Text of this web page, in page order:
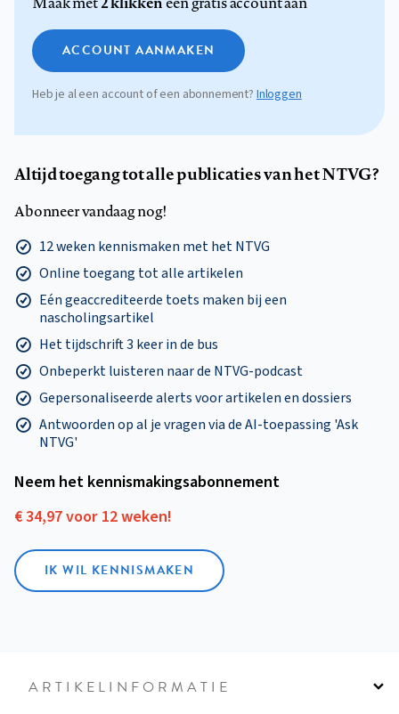
ACCOUNT AANMAKEN
Heb je al een account of een abonnement? Inloggen
Altijd toegang tot alle publicaties van het NTVG?
Abonneer vandaag nog!
12 weken kennismaken met het NTVG
Online toegang tot alle artikelen
Eén geaccrediteerde toets maken bij een
nascholingsartikel
Het tijdschrift 3 keer in de bus
Onbeperkt luisteren naar de NTVG-podcast
Gepersonaliseerde alerts voor artikelen en dossiers
Antwoorden op al je vragen via de AI-toepassing 'Ask
NTVG'
Neem het kennismakings­abonnement
€ 34,97 voor 12 weken!
IK WIL KENNISMAKEN
ARTIKELINFORMATIE